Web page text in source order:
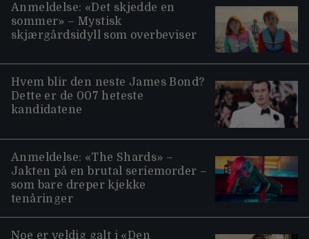
Anmeldelse: «Det skjedde en
sommer» – Mystisk
skjærgårdsidyll som overbeviser
Hvem blir den neste James Bond?
Dette er de 007 heteste
kandidatene
Anmeldelse: «The Shards» –
Jakten på en brutal seriemorder –
som bare dreper kjekke
tenåringer
Noe er veldig galt i «Den